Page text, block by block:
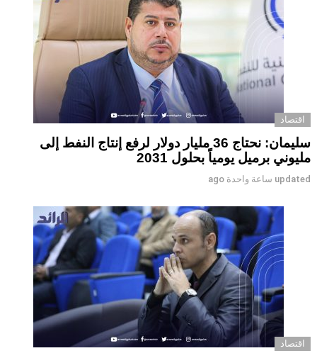
اقتصاد
سليمان: نحتاج 36 مليار دولار لرفع إنتاج النفط إلى
مليوني برميل يومياً بحلول 2031
updated ساعة واحدة ago
اقتصاد